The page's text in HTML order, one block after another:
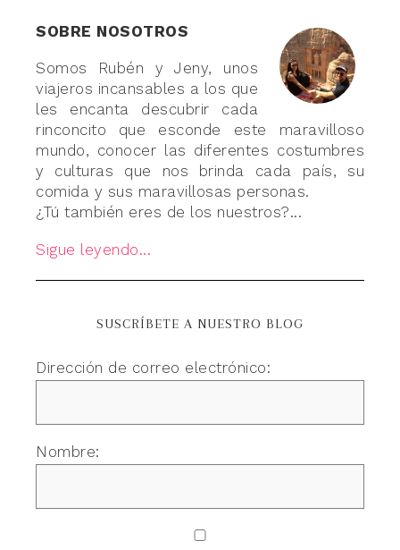
SOBRE NOSOTROS
Somos Rubén y Jeny, unos
viajeros incansables a los que
les encanta descubrir cada
rinconcito que esconde este maravilloso
mundo, conocer las diferentes costumbres
y culturas que nos brinda cada país, su
comida y sus maravillosas personas.
¿Tú también eres de los nuestros?...
Sigue leyendo...
SUSCRÍBETE A NUESTRO BLOG
Dirección de correo electrónico:
Nombre: